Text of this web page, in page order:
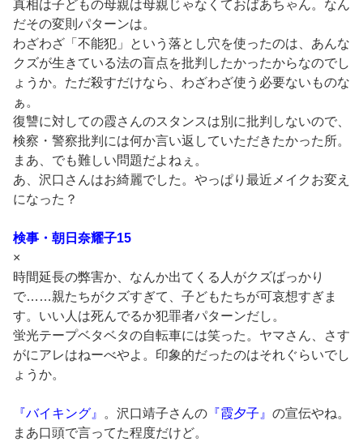
真相は子どもの母親は母親じゃなくておばあちゃん。なん
だその変則パターンは。
わざわざ「不能犯」という落とし穴を使ったのは、あんな
クズが生きている法の盲点を批判したかったからなのでし
ょうか。ただ殺すだけなら、わざわざ使う必要ないものな
ぁ。
復讐に対しての霞さんのスタンスは別に批判しないので、
検察・警察批判には何か言い返していただきたかった所。
まあ、でも難しい問題だよねぇ。
あ、沢口さんはお綺麗でした。やっぱり最近メイクお変え
になった？
検事・朝日奈耀子15
×
時間延長の弊害か、なんか出てくる人がクズばっかり
で……親たちがクズすぎて、子どもたちが可哀想すぎま
す。いい人は死んでるか犯罪者パターンだし。
蛍光テープベタベタの自転車には笑った。ヤマさん、さす
がにアレはねーべやよ。印象的だったのはそれぐらいでし
ょうか。
『バイキング』 。沢口靖子さんの 『霞夕子』 の宣伝やね。
まあ口頭で言ってた程度だけど。